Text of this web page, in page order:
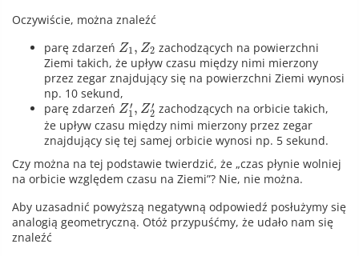
Oczywiście, można znaleźć
parę zdarzeń Z1, Z2 zachodzących na powierzchni
Ziemi takich, że upływ czasu między nimi mierzony
przez zegar znajdujący się na powierzchni Ziemi wynosi
np. 10 sekund,
parę zdarzeń Z ′
1, Z′
2 zachodzących na orbicie takich,
że upływ czasu między nimi mierzony przez zegar
znajdujący się tej samej orbicie wynosi np. 5 sekund.
Czy można na tej podstawie twierdzić, że „czas płynie wolniej
na orbicie względem czasu na Ziemi”? Nie, nie można.
Aby uzasadnić powyższą negatywną odpowiedź posłużymy się
analogią geometryczną. Otóż przypuśćmy, że udało nam się
znaleźć